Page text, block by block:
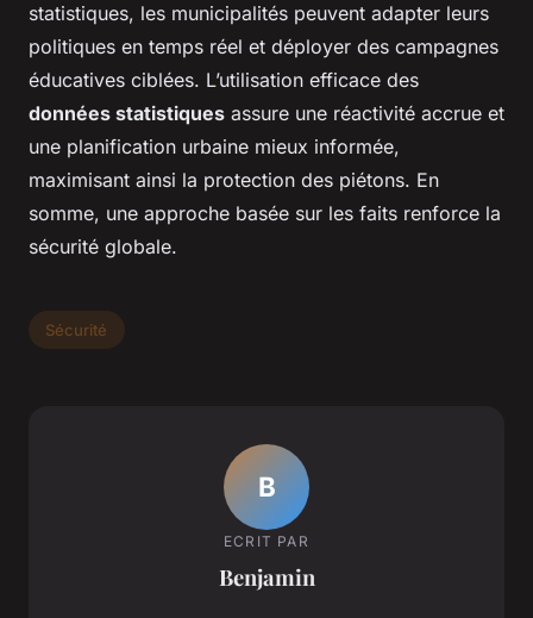
statistiques, les municipalités peuvent adapter leurs
politiques en temps réel et déployer des campagnes
éducatives ciblées. L’utilisation efficace des
données statistiques assure une réactivité accrue et
une planification urbaine mieux informée,
maximisant ainsi la protection des piétons. En
somme, une approche basée sur les faits renforce la
sécurité globale.
Sécurité
B
ECRIT PAR
Benjamin